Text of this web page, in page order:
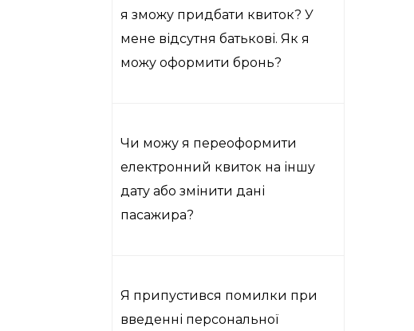
я зможу придбати квиток? У
мене відсутня батькові. Як я
можу оформити бронь?
Чи можу я переоформити
електронний квиток на іншу
дату або змінити дані
пасажира?
Я припустився помилки при
введенні персональної